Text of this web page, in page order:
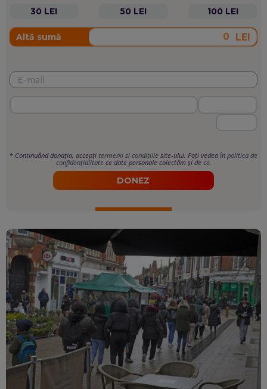
30 LEI 50 LEI 100 LEI
Altă sumă LEI
* Continuând donația, accepți termenii si condițiile site-ului. Poți vedea în politica de
confidențialitate ce date personale colectăm și de ce.
DONEZ